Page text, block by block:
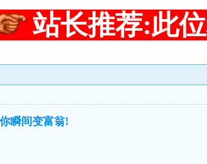
站长推荐:此
瞬间变富翁!